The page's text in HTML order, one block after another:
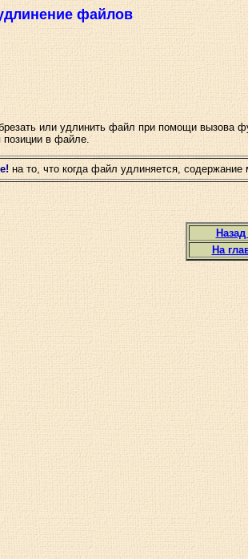
файлов
или удлинить файл при помощи вызова
позиции в файле.
на то, что когда файл удлиняется,
На